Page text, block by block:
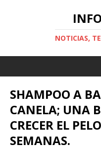
NOTICIAS,
SHAMPOO A
CANELA; UNA
CRECER EL
SEMANAS.